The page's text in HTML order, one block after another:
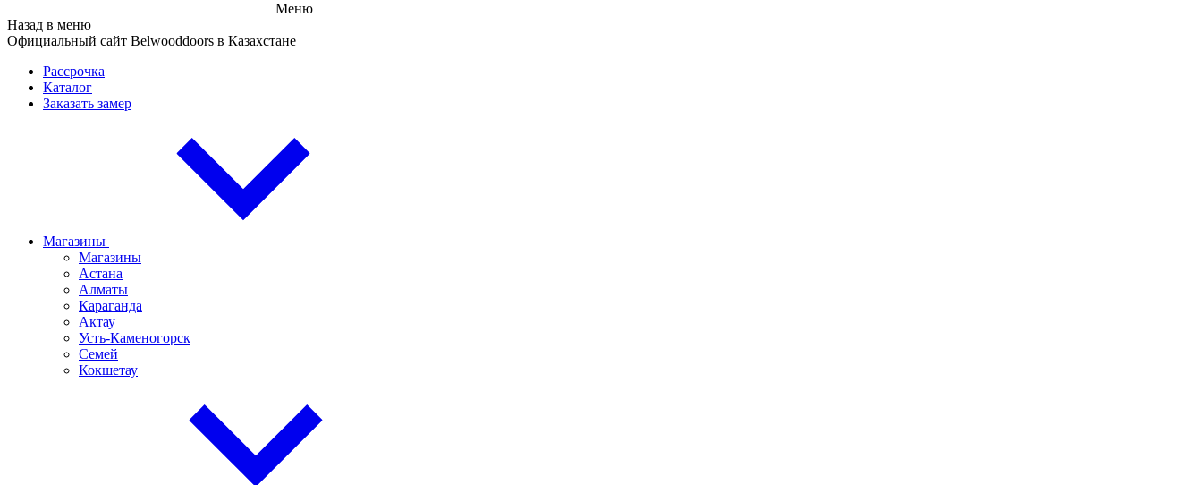
Меню
Назад в меню
Официальный сайт Belwooddoors в Казахстане
Рассрочка
Каталог
Заказать замер
Магазины
Магазины
Астана
Алматы
Караганда
Актау
Усть-Каменогорск
Семей
Кокшетау